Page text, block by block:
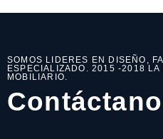
SOMOS LIDERES EN DISEÑO,
ESPECIALIZADO. 2015 -2018 LA
MOBILIARIO.